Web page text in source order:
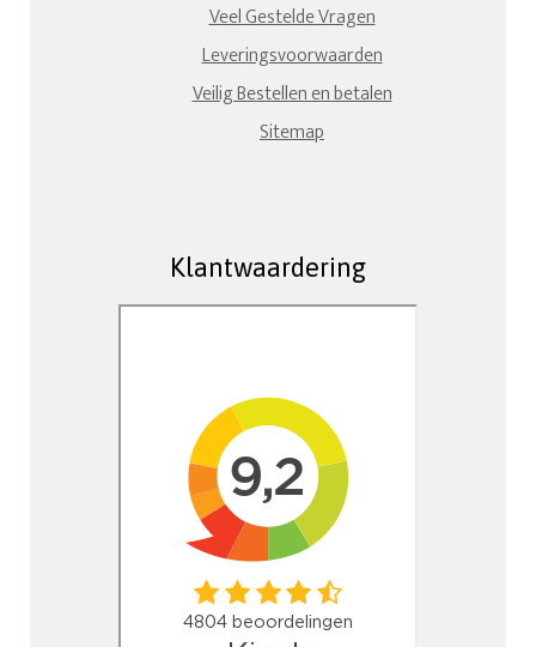
Veel Gestelde Vragen
Leveringsvoorwaarden
Veilig Bestellen en betalen
Sitemap
Klantwaardering